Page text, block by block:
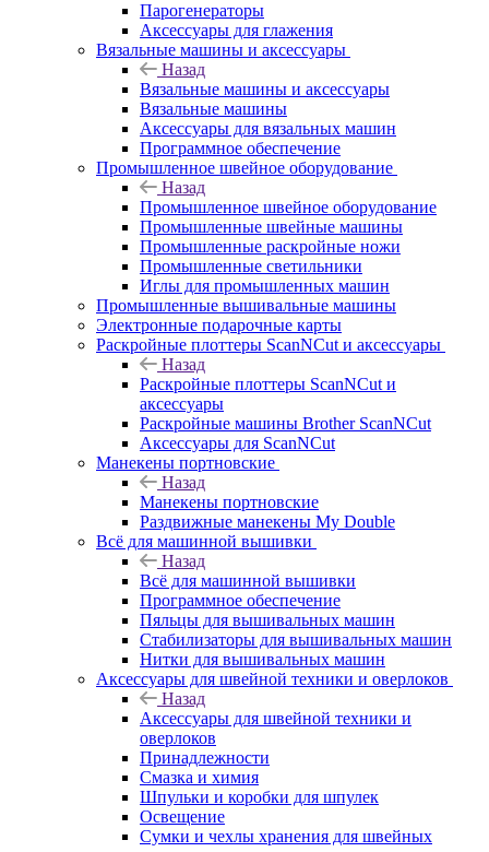
Парогенераторы
Аксессуары для глажения
Вязальные машины и аксессуары
Назад
Вязальные машины и аксессуары
Вязальные машины
Аксессуары для вязальных машин
Программное обеспечение
Промышленное швейное оборудование
Назад
Промышленное швейное оборудование
Промышленные швейные машины
Промышленные раскройные ножи
Промышленные светильники
Иглы для промышленных машин
Промышленные вышивальные машины
Электронные подарочные карты
Раскройные плоттеры ScanNCut и аксессуары
Назад
Раскройные плоттеры ScanNCut и
аксессуары
Раскройные машины Brother ScanNCut
Аксессуары для ScanNCut
Манекены портновские
Назад
Манекены портновские
Раздвижные манекены My Double
Всё для машинной вышивки
Назад
Всё для машинной вышивки
Программное обеспечение
Пяльцы для вышивальных машин
Стабилизаторы для вышивальных машин
Нитки для вышивальных машин
Аксессуары для швейной техники и оверлоков
Назад
Аксессуары для швейной техники и
оверлоков
Принадлежности
Смазка и химия
Шпульки и коробки для шпулек
Освещение
Сумки и чехлы хранения для швейных